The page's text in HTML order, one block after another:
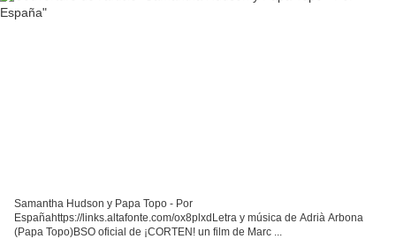
Samantha Hudson y Papa Topo - Por
Españahttps://links.altafonte.com/ox8plxdLetra y música de Adrià Arbona
(Papa Topo)BSO oficial de ¡CORTEN! un film de Marc ...